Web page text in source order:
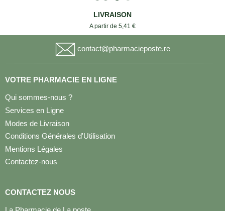
LIVRAISON
A partir de 5,41 €
contact@pharmacieposte.re
VOTRE PHARMACIE EN LIGNE
Qui sommes-nous ?
Services en Ligne
Modes de Livraison
Conditions Générales d'Utilisation
Mentions Légales
Contactez-nous
CONTACTEZ NOUS